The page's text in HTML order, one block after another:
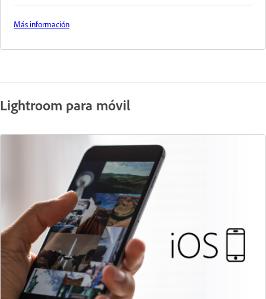
Más información
Lightroom para móvil